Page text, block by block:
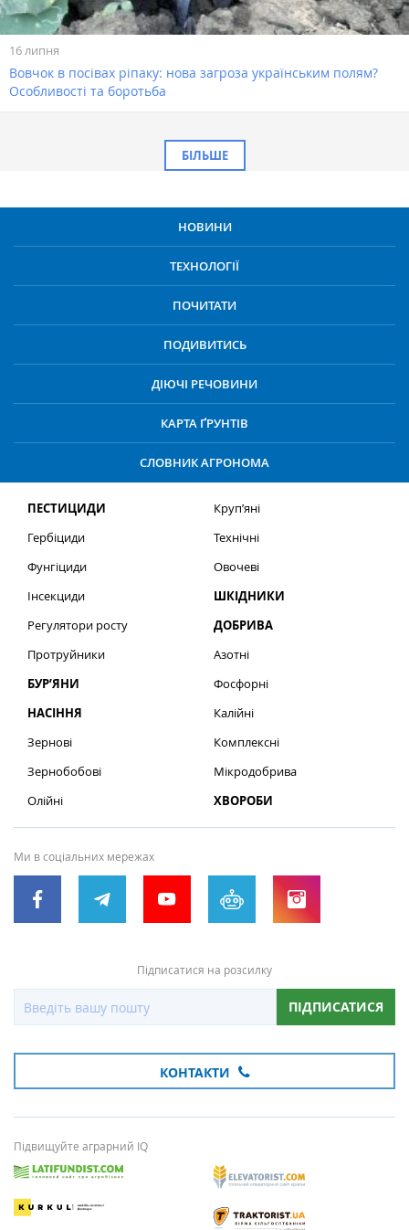
16 липня
Вовчок в посівах ріпаку: нова загроза українським полям?
Особливості та боротьба
БІЛЬШЕ
НОВИНИ
ТЕХНОЛОГІЇ
ПОЧИТАТИ
ПОДИВИТИСЬ
ДІЮЧІ РЕЧОВИНИ
КАРТА ҐРУНТІВ
СЛОВНИК АГРОНОМА
ПЕСТИЦИДИ
Гербіциди
Фунгіциди
Інсекциди
Регулятори росту
Протруйники
БУР’ЯНИ
НАСІННЯ
Зернові
Зернобобові
Олійні
Круп’яні
Технічні
Овочеві
ШКІДНИКИ
ДОБРИВА
Азотні
Фосфорні
Калійні
Комплексні
Мікродобрива
ХВОРОБИ
Ми в соціальних мережах
Підписатися на розсилку
ПІДПИСАТИСЯ
КОНТАКТИ
Підвищуйте аграрний IQ